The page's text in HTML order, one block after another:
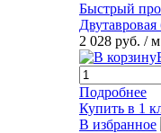
Быстрый
Двутавровая
2 028 руб. / м
Подробнее
Купить в 1
В избранное